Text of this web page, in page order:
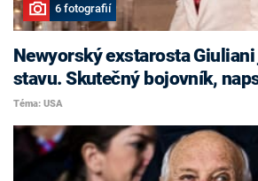
6 fotografií
Newyorský exstarosta
stavu. Skutečný bojovník,
Téma: USA